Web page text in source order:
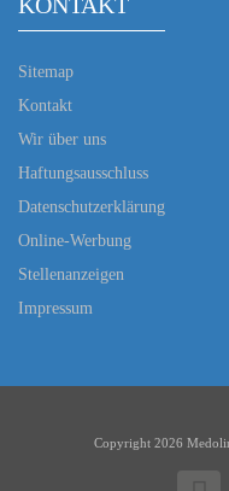
Sitemap
Kontakt
Wir über uns
Haftungsausschluss
Datenschutzerklärung
Online-Werbung
Stellenanzeigen
Impressum
Copyright 2026